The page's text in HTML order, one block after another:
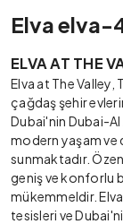
Elva elva-
ELVA AT THE
Elva at The Valley,
çağdaş şehir
Dubai'nin Dubai-Al
modern yaşam ve
sunmaktadır.
geniş ve konforlu
mükemmeldir.
tesisleri ve